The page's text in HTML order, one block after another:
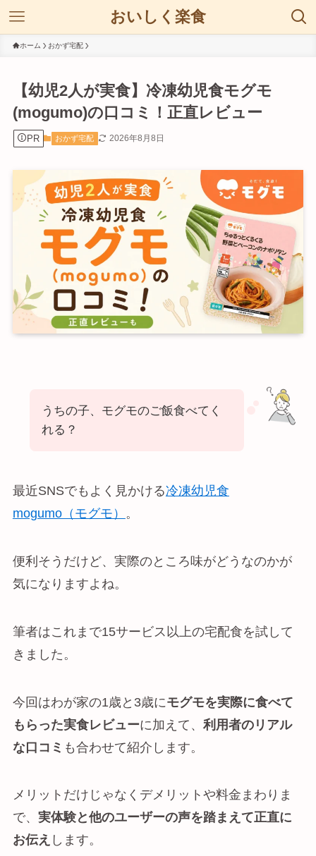
おいしく楽食
ホーム おかず宅配
【幼児2人が実食】冷凍幼児食モグモ
(mogumo)の口コミ！正直レビュー
PR おかず宅配 2026年8月8日
うちの子、モグモのご飯食べてく
れる？
最近SNSでもよく見かける冷凍幼児食
mogumo（モグモ） 。
便利そうだけど、実際のところ味がどうなのかが
気になりますよね。
筆者はこれまで15サービス以上の宅配食を試して
きました。
今回はわが家の1歳と3歳にモグモを実際に食べて
もらった実食レビューに加えて、 利用者のリアル
な口コミ も合わせて紹介します。
メリットだけじゃなくデメリットや料金まわりま
で、 実体験と他のユーザーの声を踏まえて正直に
お伝え します。